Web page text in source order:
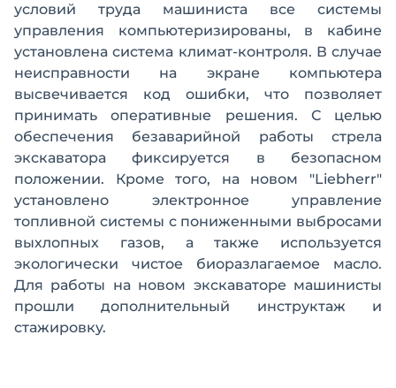
условий труда машиниста все системы
управления компьютеризированы, в кабине
установлена система климат-контроля. В случае
неисправности на экране компьютера
высвечивается код ошибки, что позволяет
принимать оперативные решения. С целью
обеспечения безаварийной работы стрела
экскаватора фиксируется в безопасном
положении. Кроме того, на новом "Liebherr"
установлено электронное управление
топливной системы с пониженными выбросами
выхлопных газов, а также используется
экологически чистое биоразлагаемое масло.
Для работы на новом экскаваторе машинисты
прошли дополнительный инструктаж и
стажировку.